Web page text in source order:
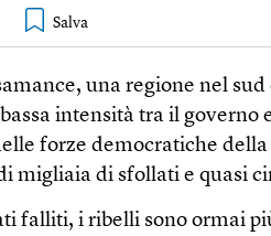
una regione nel
intensità tra il governo
forze democratiche
migliaia di sfollati e quasi
falliti, i ribelli sono ormai